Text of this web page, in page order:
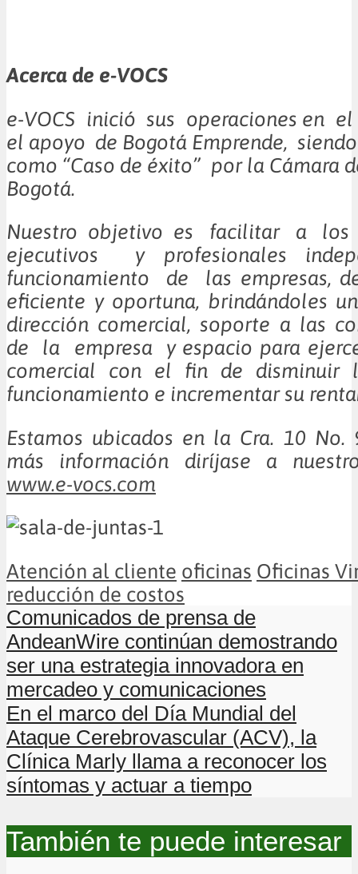
Acerca de e-VOCS
e-VOCS inició sus operaciones en
el apoyo de Bogotá Emprende,
como “Caso de éxito” por la Cámara
Bogotá.
Nuestro objetivo es facilitar a los
ejecutivos y profesionales
funcionamiento de las empresas,
eficiente y oportuna, brindándoles
dirección comercial, soporte a las
de la empresa y espacio para
comercial con el fin de disminuir
funcionamiento e incrementar su
Estamos ubicados en la Cra. 10 No.
más información diríjase a
www.e-vocs.com
Atención al cliente oficinas Oficinas
reducción de costos
Comunicados de prensa de
AndeanWire continúan demostrando
ser una estrategia innovadora en
mercadeo y comunicaciones
En el marco del Día Mundial del
Ataque Cerebrovascular (ACV), la
Clínica Marly llama a reconocer los
síntomas y actuar a tiempo
También te puede interesar